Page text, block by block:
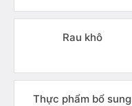
Rau khô
Thực phẩm bổ sung